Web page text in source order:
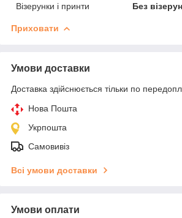
Візерунки і принти
Без
Приховати
Умови доставки
Доставка здійснюється тільки по
Нова Пошта
Укрпошта
Самовивіз
Всі умови доставки
Умови оплати